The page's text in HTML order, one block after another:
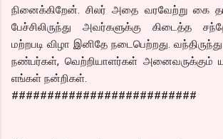
நினைக்கிறேன். சிலர் அதை வரவேற்று கை
பேச்சிலிருந்து அவர்களுக்கு கிடைத்த
மற்றபடி விழா இனிதே நடைபெற்றது.
நண்பர்கள், வெற்றியாளர்கள் அனைவருக்கும்
எங்கள் நன்றிகள்.
##########################